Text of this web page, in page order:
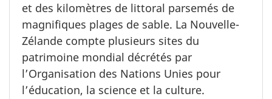
et des kilomètres de littoral parsemés de
magnifiques plages de sable. La Nouvelle-
Zélande compte plusieurs sites du
patrimoine mondial décrétés par
l’Organisation des Nations Unies pour
l’éducation, la science et la culture.